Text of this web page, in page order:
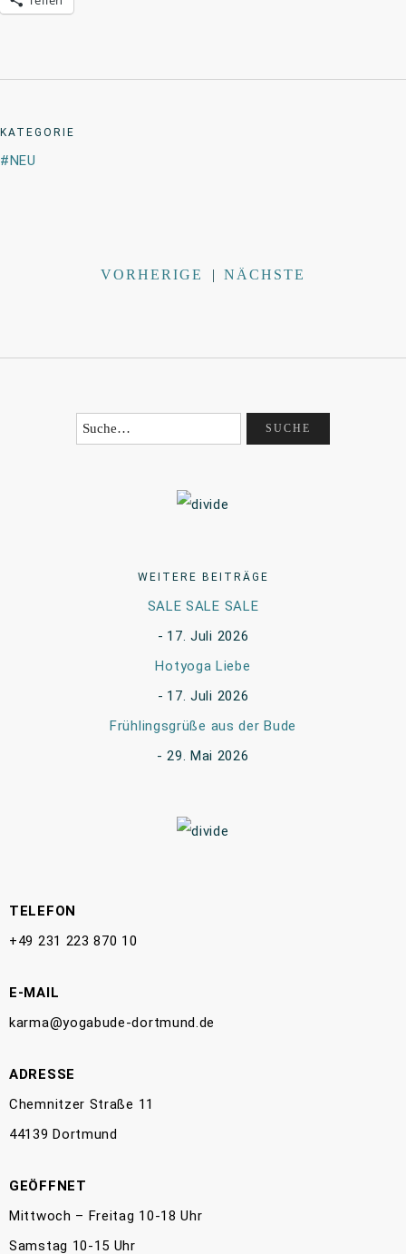
KATEGORIE
NEU
VORHERIGE | NÄCHSTE
WEITERE BEITRÄGE
SALE SALE SALE
17. Juli 2026
Hotyoga Liebe
17. Juli 2026
Frühlingsgrüße aus der Bude
29. Mai 2026
TELEFON
+49 231 223 870 10
E-MAIL
karma@yogabude-dortmund.de
ADRESSE
Chemnitzer Straße 11
44139 Dortmund
GEÖFFNET
Mittwoch – Freitag 10-18 Uhr
Samstag 10-15 Uhr